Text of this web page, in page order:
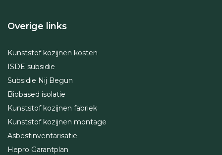
Overige links
Kunststof kozijnen kosten
ISDE subsidie
Subsidie Nij Begun
Biobased isolatie
Kunststof kozijnen fabriek
Kunststof kozijnen montage
Asbestinventarisatie
Hepro Garantplan